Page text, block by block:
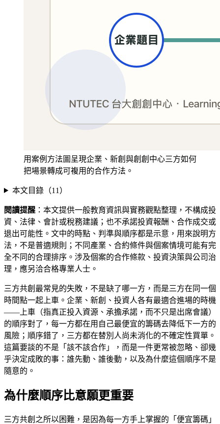
用案例方法圖呈現企業、新創與創創中心三方如何
把場景轉成可複用的合作方法。
本文目錄（11 ）
閱讀提醒 ：本文提供一般教育資訊與實務觀點整理，不構成投
資、法律、會計或稅務建議；也不承諾投資報酬、合作成交或
退出可能性。文中的時點、判準與順序都是示意，用來說明方
法，不是普適規則；不同產業、合約條件與個案情境可能有完
全不同的合理排序。涉及個案的合作條款、投資決策與公司治
理，應另洽合格專業人士。
三方共創最常見的失敗，不是缺了哪一方，而是三方在同一個
時間點一起上車。企業、新創、投資人各有最適合進場的時機
——上車（指真正投入資源、承擔承諾，而不只是出席會議）
的順序對了，每一方都在用自己最便宜的籌碼去降低下一方的
風險；順序錯了，三方都在替別人尚未消化的不確定性買單。
這篇要談的不是「該不該合作」，而是一件更常被忽略、卻幾
乎決定成敗的事：誰先動、誰後動，以及為什麼這個順序不是
隨意的。
為什麼順序比意願更重要
三方共創之所以困難，是因為每一方手上掌握的「便宜籌碼」